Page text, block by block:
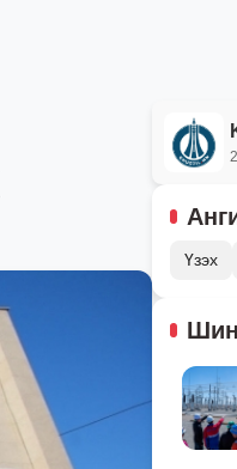
Үзэх